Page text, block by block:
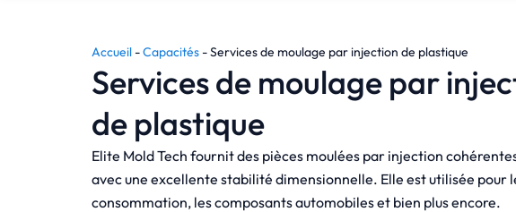
Accueil -Capacités -Services de moulage par injection de plastique
Services de moulage par
de plastique
Elite Mold Tech fournit des pièces moulées par injection
avec une excellente stabilité dimensionnelle. Elle est utilisée pour
consommation, les composants automobiles et bien plus encore.